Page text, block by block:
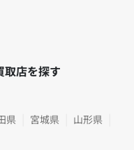
取店を探す
県 宮城県
山形県